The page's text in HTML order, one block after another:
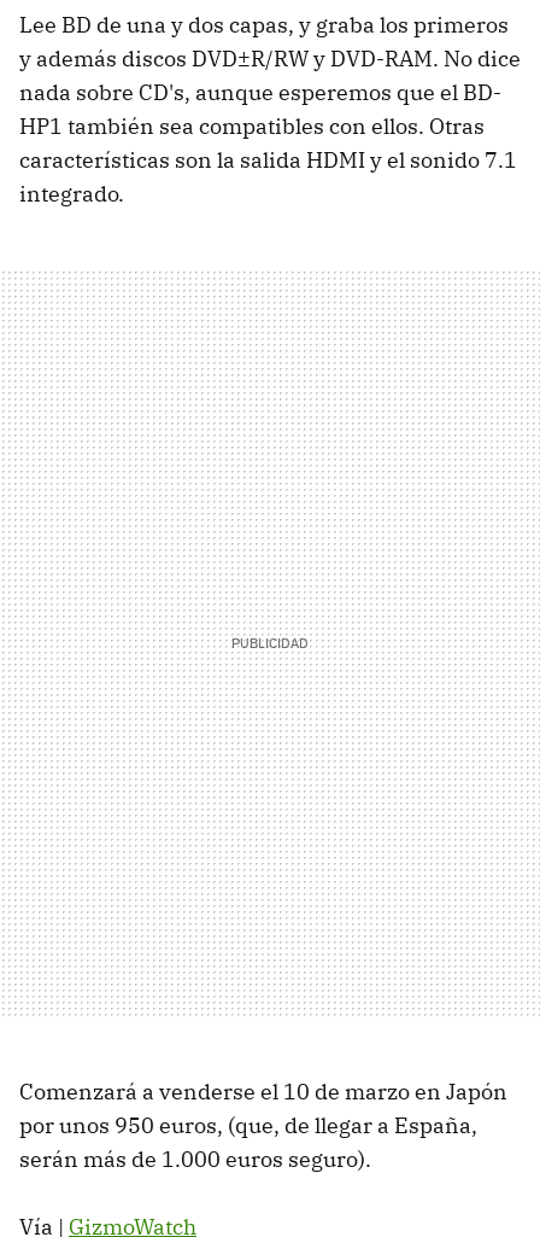
Lee BD de una y dos capas, y graba los primeros
y además discos DVD±R/RW y DVD-RAM. No dice
nada sobre CD's, aunque esperemos que el BD-
HP1 también sea compatibles con ellos. Otras
características son la salida HDMI y el sonido 7.1
integrado.
Comenzará a venderse el 10 de marzo en Japón
por unos 950 euros, (que, de llegar a España,
serán más de 1.000 euros seguro).
Vía | GizmoWatch